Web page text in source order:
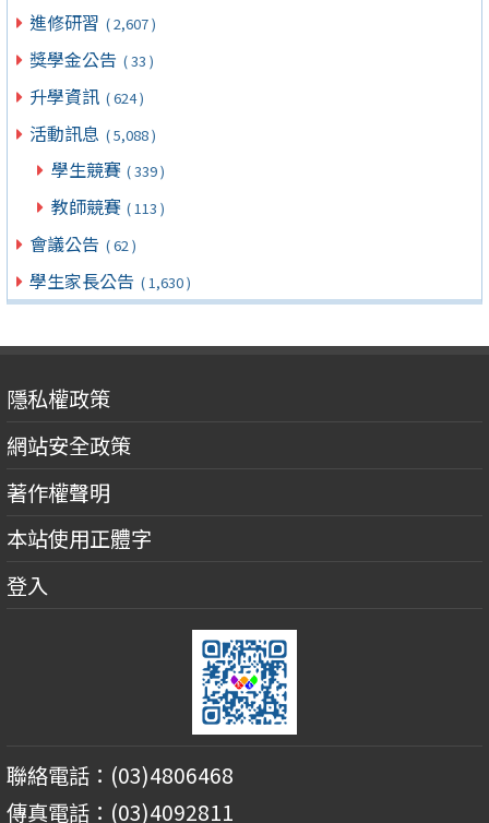
進修研習 ( 2,607 )
獎學金公告 ( 33 )
升學資訊 ( 624 )
活動訊息 ( 5,088 )
學生競賽 ( 339 )
教師競賽 ( 113 )
會議公告 ( 62 )
學生家長公告 ( 1,630 )
隱私權政策
網站安全政策
著作權聲明
本站使用正體字
登入
聯絡電話：(03)4806468
傳真電話：(03)4092811